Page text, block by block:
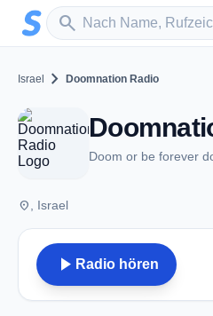
Zum Hauptinhalt springen
search
Sender suchen
Israel chevron_right Doomnation Radio
Doom or be forever
place , Israel
play_arrow Radio hören